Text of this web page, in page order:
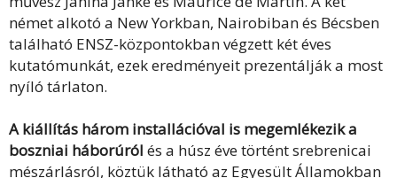
német alkotó a New Yorkban, Nairobiban és Bécsben
található ENSZ-központokban végzett két éves
kutatómunkát, ezek eredményeit prezentálják a most
nyíló tárlaton.
A kiállítás három installációval is megemlékezik a
boszniai háborúról és a húsz éve történt srebrenicai
mészárlásról, köztük látható az Egyesült Államokban